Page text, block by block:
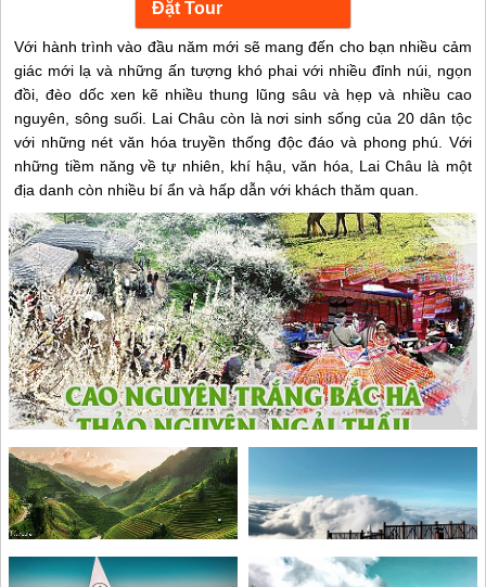
Với hành trình vào đầu năm mới sẽ mang đến cho bạn nhiều cảm
giác mới lạ và những ấn tượng khó phai với nhiều đỉnh núi, ngọn
đồi, đèo dốc xen kẽ nhiều thung lũng sâu và hẹp và nhiều cao
nguyên, sông suối. Lai Châu còn là nơi sinh sống của 20 dân tộc
với những nét văn hóa truyền thống độc đáo và phong phú. Với
những tiềm năng về tự nhiên, khí hậu, văn hóa, Lai Châu là một
địa danh còn nhiều bí ẩn và hấp dẫn với khách thăm quan.